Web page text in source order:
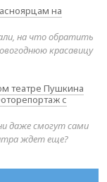
на
на что обратить
красавицу
театре Пушкина
с
даже смогут сами
ждет еще?